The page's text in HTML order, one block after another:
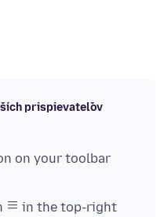
prispievateľov
on your toolbar
in the top-right